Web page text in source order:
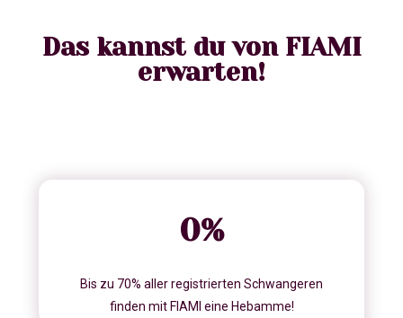
Das kannst du von FIAMI
erwarten!
0%
Bis zu 70% aller registrierten Schwangeren
finden mit FIAMI eine Hebamme!